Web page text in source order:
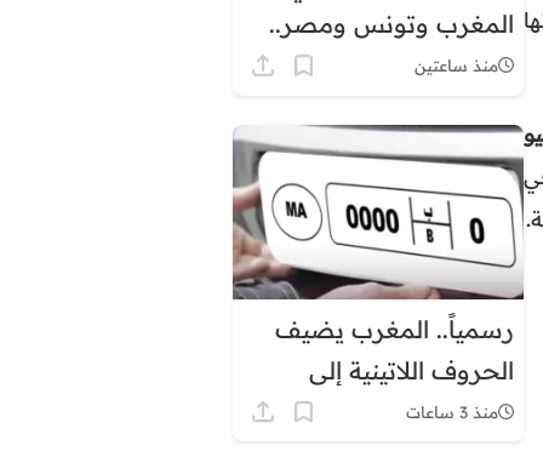
المغرب وتونس ومصر..
لماذا يبدو الفارق كبيرًا؟
منذ ساعتين
رسمياً.. المغرب يضيف
الحروف اللاتينية إلى
لوحات ترقيم السيارات
منذ 3 ساعات